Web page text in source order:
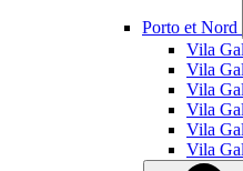
Porto et Nord
Vila
Vila
Vila
Vila
Vila
Vila